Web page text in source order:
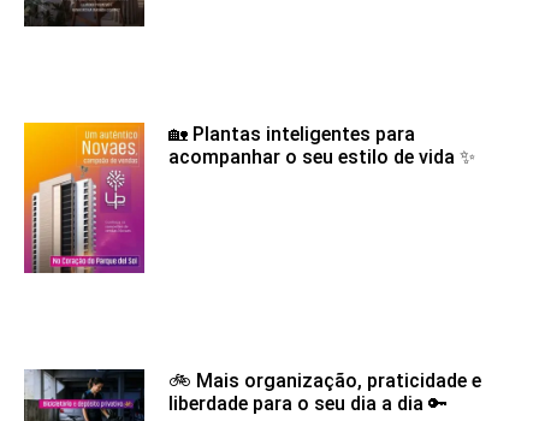
🏡 Plantas inteligentes para
acompanhar o seu estilo de vida ✨
🚲 Mais organização, praticidade e
liberdade para o seu dia a dia 🔑